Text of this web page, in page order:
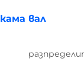
кама вал